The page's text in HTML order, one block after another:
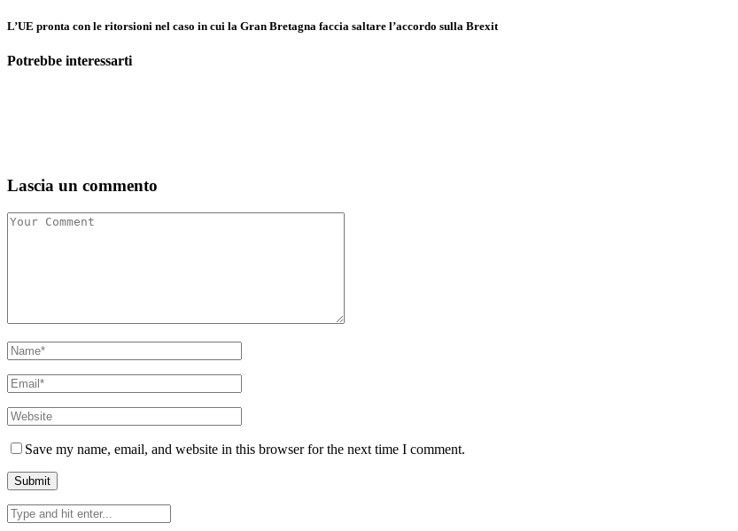
L’UE pronta con le ritorsioni nel caso in cui la Gran Bretagna faccia saltare l’accordo sulla Brexit
Potrebbe interessarti
Lascia un commento
Save my name, email, and website in this browser for the next time I comment.